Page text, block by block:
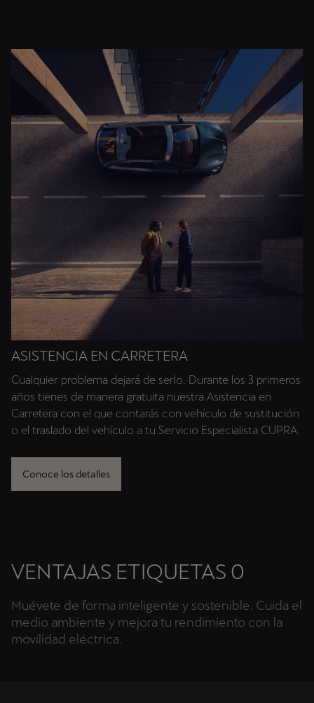
ASISTENCIA EN CARRETERA
Cualquier problema dejará de serlo. Durante los 3 primeros
años tienes de manera gratuita nuestra Asistencia en
Carretera con el que contarás con vehículo de sustitución
o el traslado del vehículo a tu Servicio Especialista CUPRA.
Conoce los detalles
VENTAJAS ETIQUETAS 0
Muévete de forma inteligente y sostenible. Cuida el
medio ambiente y mejora tu rendimiento con la
movilidad eléctrica.